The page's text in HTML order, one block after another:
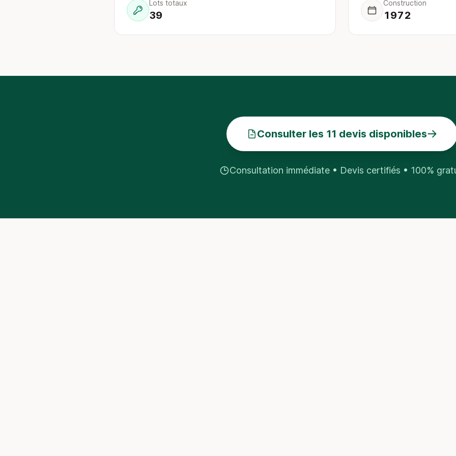
Lots totaux
39
Construction
1972
Consulter les 11 devis disponibles
Consultation immédiate • Devis certifiés • 100%